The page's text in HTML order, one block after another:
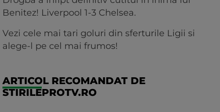
Benitez! Liverpool 1-3 Chelsea.
Vezi cele mai tari goluri din sferturile Ligii si
alege-l pe cel mai frumos!
ARTICOL RECOMANDAT DE
STIRILEPROTV.RO